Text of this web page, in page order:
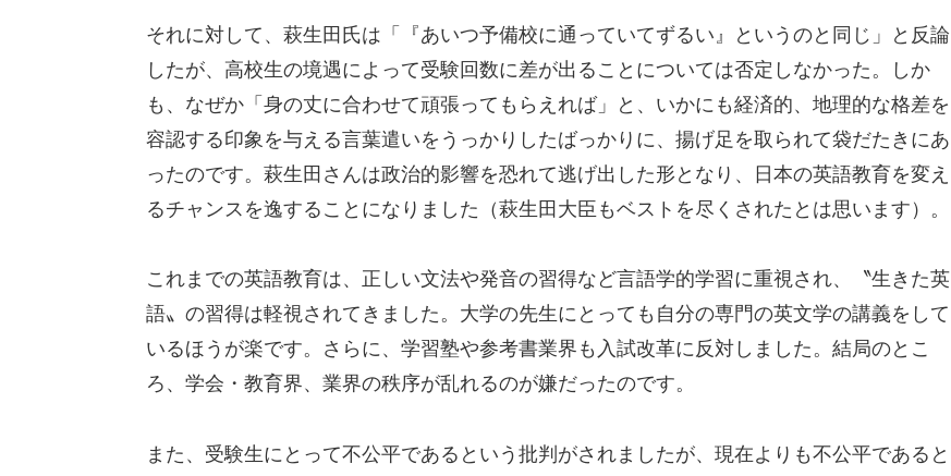
それに対して、萩生田氏は「『あいつ予備校に通っていてずるい』というのと同じ」と反論
したが、高校生の境遇によって受験回数に差が出ることについては否定しなかった。しか
も、なぜか「身の丈に合わせて頑張ってもらえれば」と、いかにも経済的、地理的な格差を
容認する印象を与える言葉遣いをうっかりしたばっかりに、揚げ足を取られて袋だたきにあ
ったのです。萩生田さんは政治的影響を恐れて逃げ出した形となり、日本の英語教育を変え
るチャンスを逸することになりました（萩生田大臣もベストを尽くされたとは思います）。
これまでの英語教育は、正しい文法や発音の習得など言語学的学習に重視され、〝生きた英
語〟の習得は軽視されてきました。大学の先生にとっても自分の専門の英文学の講義をして
いるほうが楽です。さらに、学習塾や参考書業界も入試改革に反対しました。結局のとこ
ろ、学会・教育界、業界の秩序が乱れるのが嫌だったのです。
また、受験生にとって不公平であるという批判がされましたが、現在よりも不公平であると